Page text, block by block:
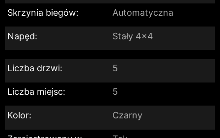
Skrzynia biegów: Automatyczna
Napęd: Stały 4x4
Liczba drzwi: 5
Liczba miejsc: 5
Kolor: Czarny